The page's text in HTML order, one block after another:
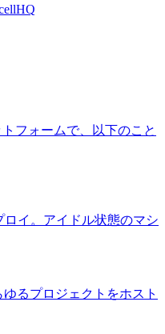
フォームで、以下のこと
ロイ。アイドル状態のマシ
ゆるプロジェクトをホスト